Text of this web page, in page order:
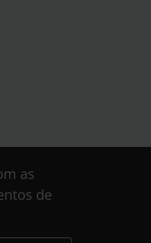
as
de